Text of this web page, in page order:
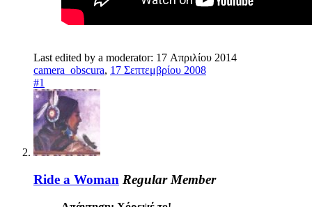
Last edited by a moderator: 17 Απριλίου 2014
camera_obscura, 17 Σεπτεμβρίου 2008
#1
Ride a Woman Regular Member